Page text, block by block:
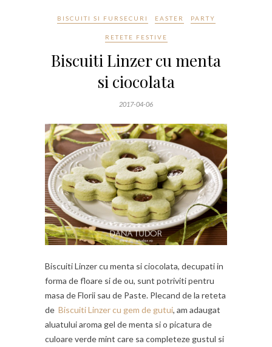
BISCUITI SI FURSECURI EASTER PARTY
RETETE FESTIVE
Biscuiti Linzer cu menta
si ciocolata
2017-04-06
Biscuiti Linzer cu menta si ciocolata, decupati in
forma de floare si de ou, sunt potriviti pentru
masa de Florii sau de Paste. Plecand de la reteta
de Biscuiti Linzer cu gem de gutui, am adaugat
aluatului aroma gel de menta si o picatura de
culoare verde mint care sa completeze gustul si